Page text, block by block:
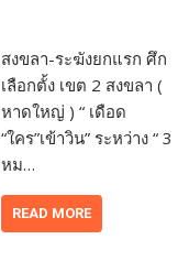
สงขลา-ระฆังยกแรก ศึก
เลือกตั้ง เขต 2 สงขลา (
หาดใหญ่ ) “ เดือด
“ใคร”เข้าวิน” ระหว่าง “ 3
หม…
READ MORE